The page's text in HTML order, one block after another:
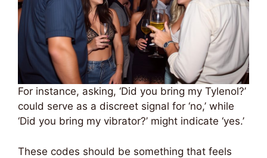
For instance, asking, ‘Did you bring my Tylenol?’
could serve as a discreet signal for ‘no,’ while
‘Did you bring my vibrator?’ might indicate ‘yes.’
These codes should be something that feels